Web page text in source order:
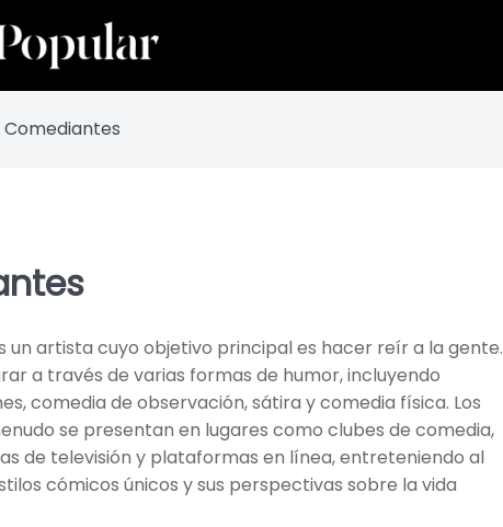
y influencers más populares
Comediantes
un artista cuyo objetivo principal es hacer reír a la gente.
a través de varias formas de humor, incluyendo
comedia de observación, sátira y comedia física. Los
se presentan en lugares como clubes de comedia,
de televisión y plataformas en línea, entreteniendo al
cómicos únicos y sus perspectivas sobre la vida